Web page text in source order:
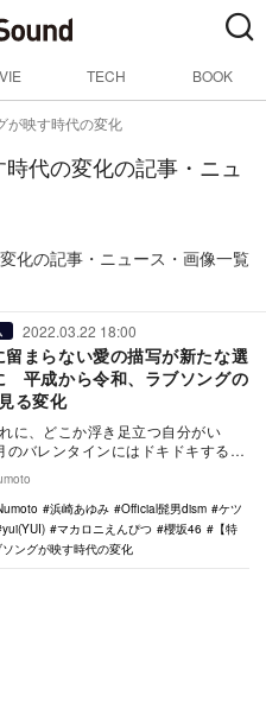
TECH BOOK
が映す時代の変化
代の変化の記事・ニュ
化の記事・ニュース・画像一覧
2022.03.22 18:00
留まらない愛の描写が新たな選
平成から令和、ラブソングの
る変化
に、どこか浮き足立つ自分がい
のバレンタインにはドキドキするよ
卒業や…
浜崎あゆみ Official髭男dism
ケツ
yui(YUI) マカロニえんぴつ 櫻坂46
【特
ングが映す時代の変化